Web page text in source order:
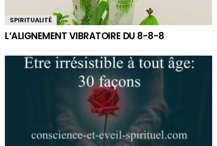
SPIRITUALITÉ
L’ALIGNEMENT VIBRATOIRE DU 8-8-8